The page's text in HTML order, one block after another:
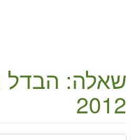
שאלה: הבדל
2012